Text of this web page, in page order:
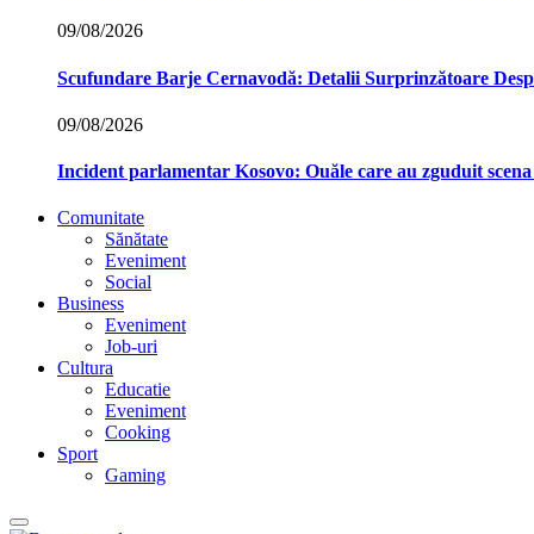
09/08/2026
Scufundare Barje Cernavodă: Detalii Surprinzătoare
09/08/2026
Incident parlamentar Kosovo: Ouăle care au zguduit
Comunitate
Sănătate
Eveniment
Social
Business
Eveniment
Job-uri
Cultura
Educatie
Eveniment
Cooking
Sport
Gaming